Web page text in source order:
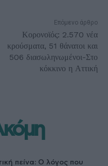
Επόμενο άρθρο
Κορονοϊός: 2.570 νέα
κρούσματα, 51 θάνατοι και
506 διασωληνωμένοι-Στο
κόκκινο η Αττική
πείνα: Ο λόγος που